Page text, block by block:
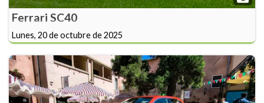
Ferrari SC40
Lunes, 20 de octubre de 2025